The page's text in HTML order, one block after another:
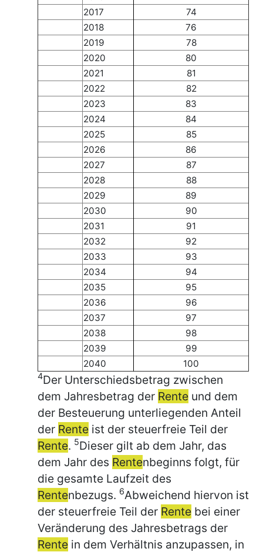
2017
74
2018
76
2019
78
2020
80
2021
81
2022
82
2023
83
2024
84
2025
85
2026
86
2027
87
2028
88
2029
89
2030
90
2031
91
2032
92
2033
93
2034
94
2035
95
2036
96
2037
97
2038
98
2039
99
2040
100
4Der Unterschiedsbetrag zwischen
dem Jahresbetrag der Rente und dem
der Besteuerung unterliegenden Anteil
der Rente ist der steuerfreie Teil der
Rente. 5Dieser gilt ab dem Jahr, das
dem Jahr des Rentenbeginns folgt, für
die gesamte Laufzeit des
Rentenbezugs. 6Abweichend hiervon ist
der steuerfreie Teil der Rente bei einer
Veränderung des Jahresbetrags der
Rente in dem Verhältnis anzupassen, in